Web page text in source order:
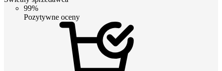
99%
Pozytywne oceny